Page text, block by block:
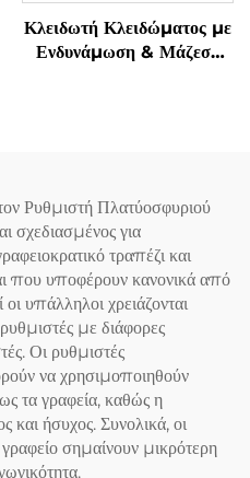
Κλειδωτή Κλειδώματος με
Ενδυνάμωση & Μάζεση
Ρυθμιστή Πλατύοσφυριού
σχεδιασμένος για
τραπέζι και
που υποφέρουν κανονικά από
υπάλληλοι χρειάζονται
με διάφορες
Οι ρυθμιστές
να χρησιμοποιηθούν
τα γραφεία, καθώς η
και ήσυχος. Συνολικά, οι
σημαίνουν μικρότερη